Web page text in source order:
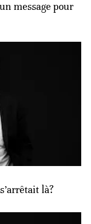
message pour
là?